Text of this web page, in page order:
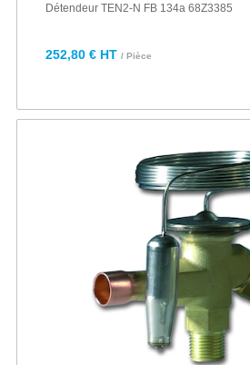
Détendeur TEN2-N FB 134a 68Z3385
252,80 € HT / Pièce